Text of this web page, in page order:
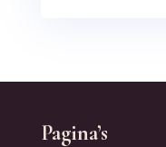
Pagina’s